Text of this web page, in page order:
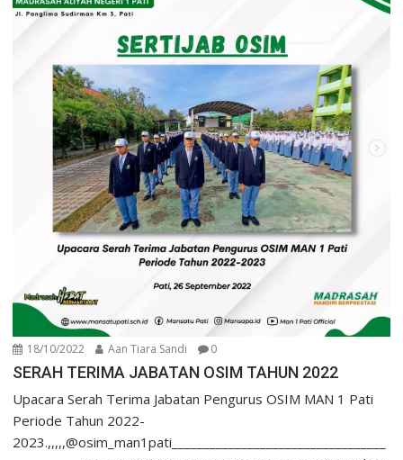
18/10/2022 Aan Tiara Sandi 0
SERAH TERIMA JABATAN OSIM TAHUN 2022
Upacara Serah Terima Jabatan Pengurus OSIM MAN 1 Pati
Periode Tahun 2022-
2023.,,,,,@osim_man1pati__________________________________